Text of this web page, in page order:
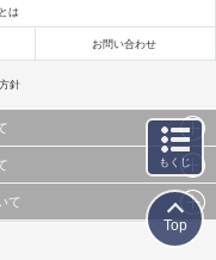
は
お問い合わせ
針
像データ等）及びこれらの配置・
利用を行うことは固く禁じており
出された見解・感想です。
ください。
て
ンテンツや広告の表示、ソーシャル
もくじ
Top